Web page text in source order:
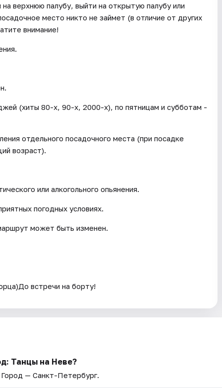
верхнюю палубу, выйти на открытую палубу или
место никто не займет (в отличие от других
внимание!
(хиты 80-х, 90-х, 2000-х), по пятницам и субботам -
отдельного посадочного места (при посадке
возраст).
или алкогольного опьянения.
погодных условиях.
может быть изменен.
встречи на борту!
Танцы на Неве?
Город — Санкт-Петербург.